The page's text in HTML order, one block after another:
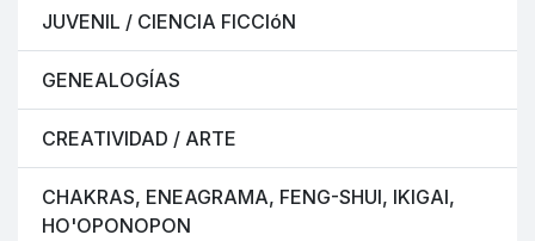
JUVENIL / CIENCIA FICCIóN
GENEALOGÍAS
CREATIVIDAD / ARTE
CHAKRAS, ENEAGRAMA, FENG-SHUI, IKIGAI,
HO'OPONOPON